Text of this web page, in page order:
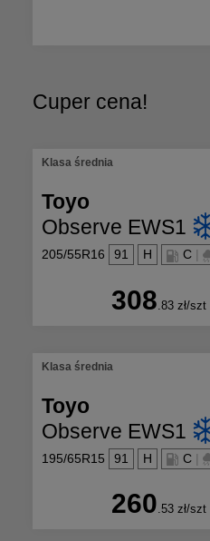
Cuper cena!
Klasa średnia
Toyo
Observe EWS1
205/55R16 91 H C |
308 .83zł/szt
Klasa średnia
Toyo
Observe EWS1
195/65R15 91 H C |
260.53zł/szt